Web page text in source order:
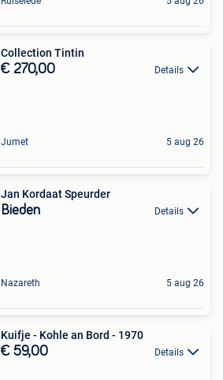
Collection Tintin
€ 270,00 Details
Jumet 5 aug 26
Jan Kordaat Speurder
Bieden Details
Nazareth 5 aug 26
Kuifje - Kohle an Bord - 1970
€ 59,00 Details